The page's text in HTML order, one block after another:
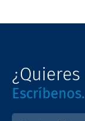
¿Quieres
Escríbenos.